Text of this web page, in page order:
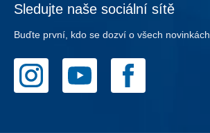
Sledujte naše sociální sítě
Buďte první, kdo se dozví o všech novinkách.